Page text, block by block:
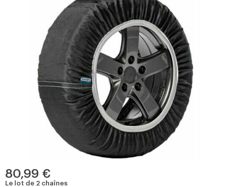
80,99 €
Le lot de 2 chaînes